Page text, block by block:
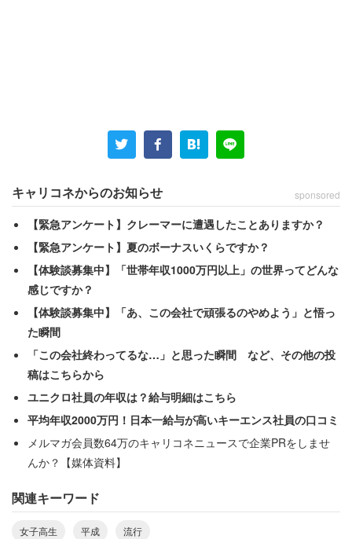
平成における女子高生の世代別トレンド比較
キャリコネからのお知らせ sponsored
【緊急アンケート】クレーマーに遭遇したことありますか？
【緊急アンケート】夏のボーナスいくらですか？
【体験談募集中】「世帯年収1000万円以上」の世界ってどんな
感じですか？
【体験談募集中】「あ、この会社で頑張るのやめよう」と悟っ
た瞬間
「この会社終わってるな…」と思った瞬間 など、その他の投
稿はこちらから
ユニクロ社員の年収は？給与明細はこちら
平均年収2000万円！日本一給与が高いキーエンス社員の口コミ
メルマガ会員数64万のキャリコネニュースで企業PRをしませ
んか？【媒体資料】
関連キーワード
女子高生 平成 流行